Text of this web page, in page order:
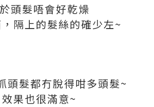
頭髮唔會好乾燥
隔上的髮絲的確少左~
頭髮都冇脫得咁多頭髮~
效果也很滿意~